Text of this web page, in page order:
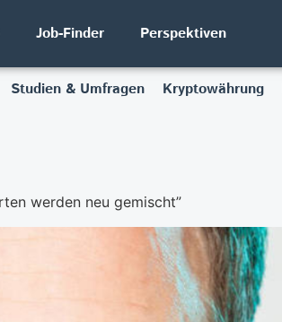
Job-Finder Perspektiven
Studien & Umfragen Kryptowährung
werden neu gemischt”